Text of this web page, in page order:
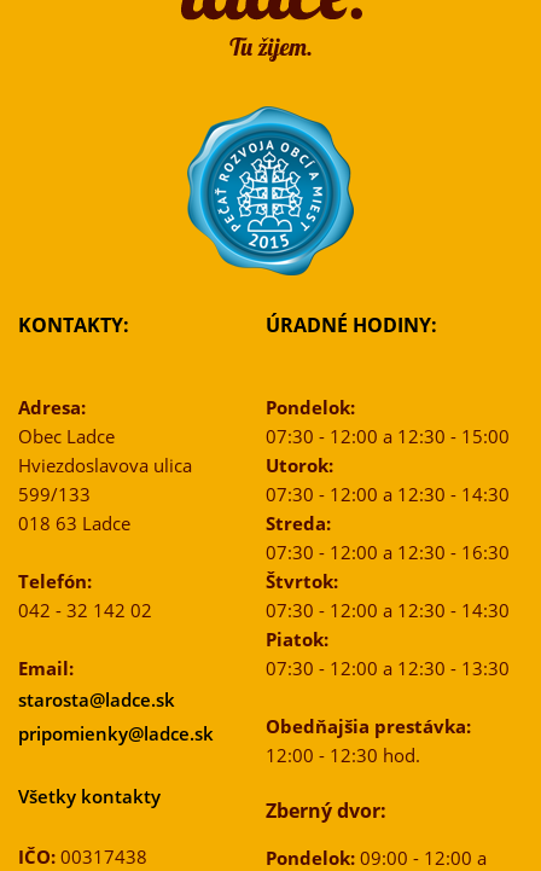
KONTAKTY:
Adresa:
Obec Ladce
Hviezdoslavova ulica
599/133
018 63 Ladce
Telefón:
042 - 32 142 02
Email:
starosta@ladce.sk
pripomienky@ladce.sk
Všetky kontakty
IČO: 00317438
ÚRADNÉ HODINY:
Pondelok:
07:30 - 12:00 a 12:30 - 15:00
Utorok:
07:30 - 12:00 a 12:30 - 14:30
Streda:
07:30 - 12:00 a 12:30 - 16:30
Štvrtok:
07:30 - 12:00 a 12:30 - 14:30
Piatok:
07:30 - 12:00 a 12:30 - 13:30
Obedňajšia prestávka:
12:00 - 12:30 hod.
Zberný dvor:
Pondelok:09:00 - 12:00 a